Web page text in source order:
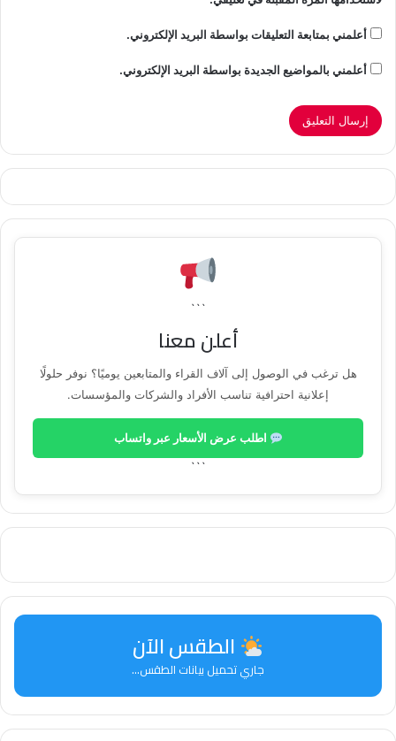
أعلمني بمتابعة التعليقات بواسطة البريد الإلكتروني.
أعلمني بالمواضيع الجديدة بواسطة البريد الإلكتروني.
```
أعلن معنا
هل ترغب في الوصول إلى آلاف القراء والمتابعين يوميًا؟ نوفر حلولًا
إعلانية احترافية تناسب الأفراد والشركات والمؤسسات.
اطلب عرض الأسعار عبر واتساب
```
الطقس الآن
جاري تحميل بيانات الطقس...